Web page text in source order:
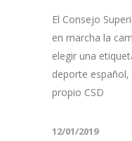
El Consejo
en marcha la
elegir una
deporte
propio CSD
12/01/2019